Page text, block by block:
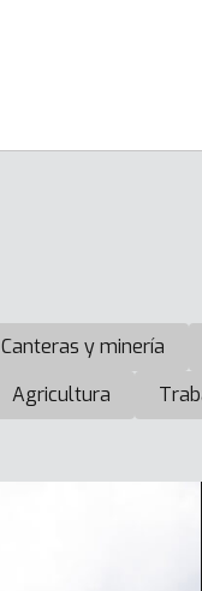
Canteras y minería
Agricultura